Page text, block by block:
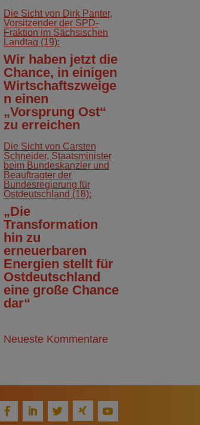
Die Sicht von Dirk Panter,
Vorsitzender der SPD-
Fraktion im Sächsischen
Landtag (19):
Wir haben jetzt die
Chance, in einigen
Wirtschaftszweige
n einen
„Vorsprung Ost“
zu erreichen
Die Sicht von Carsten
Schneider, Staatsminister
beim Bundeskanzler und
Beauftragter der
Bundesregierung für
Ostdeutschland (18):
„Die
Transformation
hin zu
erneuerbaren
Energien stellt für
Ostdeutschland
eine große Chance
dar“
Neueste Kommentare